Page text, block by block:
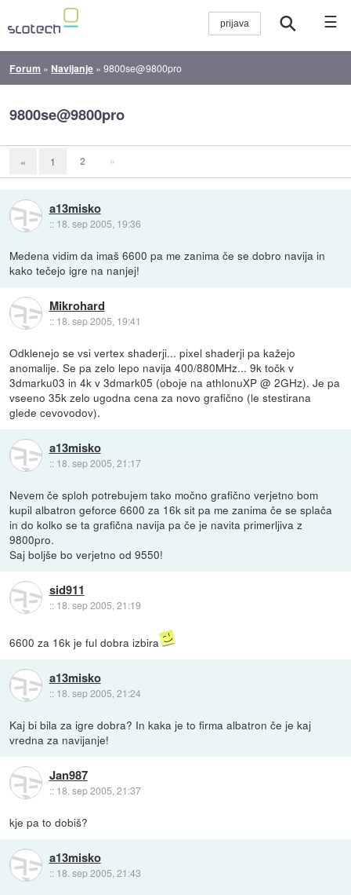
☰
Forum » Navijanje »9800se@9800pro
9800se@9800pro
« 1 2 »
a13misko
:: 18. sep 2005, 19:36
Medena vidim da imaš 6600 pa me zanima če se dobro navija in
kako tečejo igre na nanjej!
Mikrohard
:: 18. sep 2005, 19:41
Odklenejo se vsi vertex shaderji... pixel shaderji pa kažejo
anomalije. Se pa zelo lepo navija 400/880MHz... 9k točk v
3dmarku03 in 4k v 3dmark05 (oboje na athlonuXP @ 2GHz). Je pa
vseeno 35k zelo ugodna cena za novo grafično (le stestirana
glede cevovodov).
a13misko
:: 18. sep 2005, 21:17
Nevem če sploh potrebujem tako močno grafično verjetno bom
kupil albatron geforce 6600 za 16k sit pa me zanima če se splača
in do kolko se ta grafična navija pa če je navita primerljiva z
9800pro.
Saj boljše bo verjetno od 9550!
sid911
:: 18. sep 2005, 21:19
6600 za 16k je ful dobra izbira
a13misko
:: 18. sep 2005, 21:24
Kaj bi bila za igre dobra? In kaka je to firma albatron če je kaj
vredna za navijanje!
Jan987
:: 18. sep 2005, 21:37
kje pa to dobiš?
a13misko
:: 18. sep 2005, 21:43